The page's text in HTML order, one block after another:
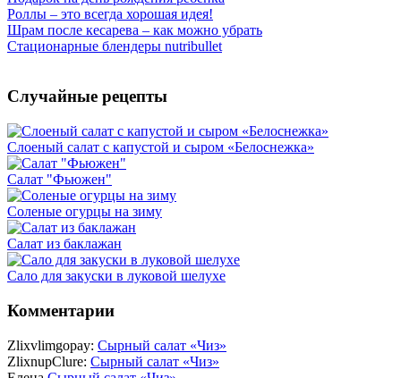
Роллы – это всегда хорошая идея!
Шрам после кесарева – как можно убрать
Стационарные блендеры nutribullet
Случайные рецепты
Слоеный салат с капустой и сыром «Белоснежка»
Салат "Фьюжен"
Соленые огурцы на зиму
Салат из баклажан
Сало для закуски в луковой шелухе
Комментарии
Zlixvlimgopay: Сырный салат «Чиз»
ZlixnupClure: Сырный салат «Чиз»